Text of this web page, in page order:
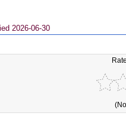
2026-06-30